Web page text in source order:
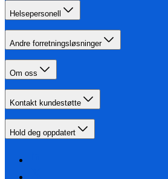
Helsepersonell
Andre forretningsløsninger
Om oss
Kontakt kundestøtte
Hold deg oppdatert